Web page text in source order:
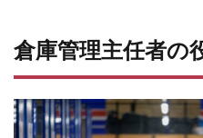
格
率
は
れ
く
倉庫管理主任者の